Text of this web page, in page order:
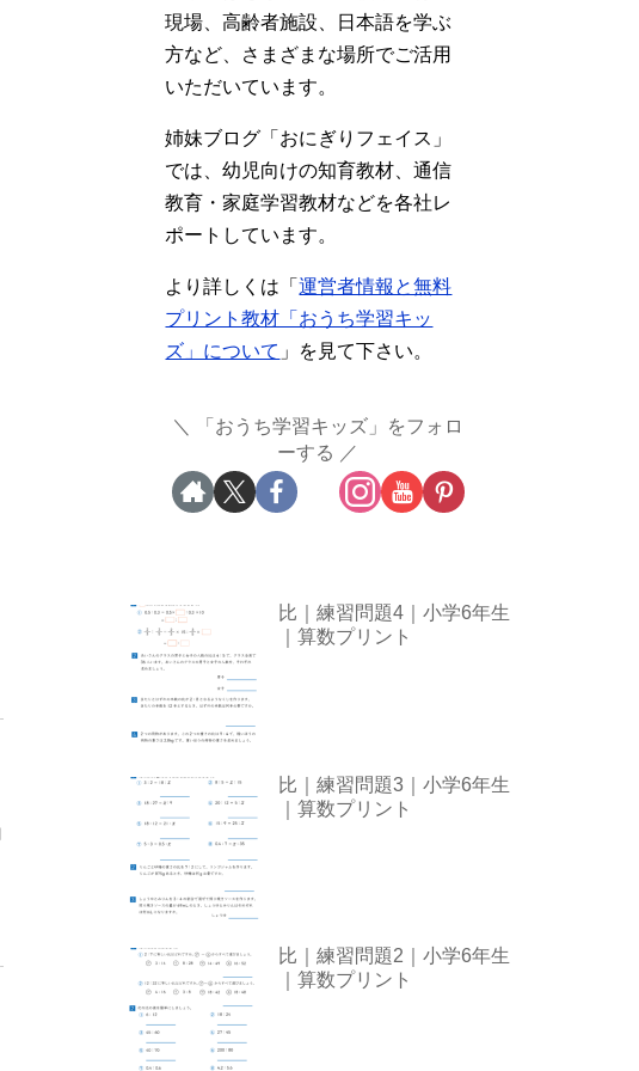
現場、高齢者施設、日本語を学ぶ
方など、さまざまな場所でご活用
いただいています。
姉妹ブログ「おにぎりフェイス」
では、幼児向けの知育教材、通信
教育・家庭学習教材などを各社レ
ポートしています。
より詳しくは「運営者情報と無料
プリント教材「おうち学習キッ
ズ」について 」を見て下さい。
「おうち学習キッズ」をフォロ
ーする
比｜練習問題4｜小学6年生
｜算数プリント
比｜練習問題3｜小学6年生
｜算数プリント
比｜練習問題2｜小学6年生
｜算数プリント